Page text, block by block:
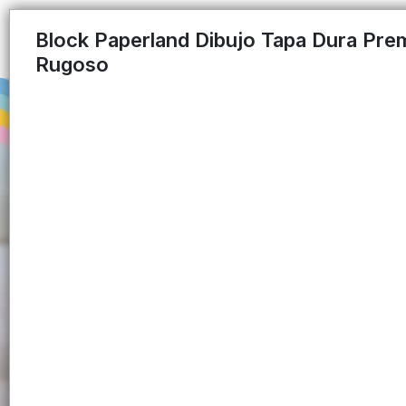
Block Paperland Dibujo Tapa Dura
Rugoso